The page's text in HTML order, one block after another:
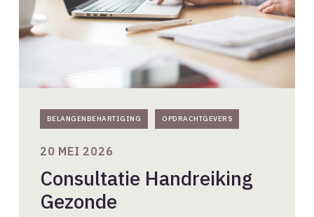
BELANGENBEHARTIGING OPDRACHTGEVERS
Consultatie Handreiking
Gezonde
20 MEI 2026